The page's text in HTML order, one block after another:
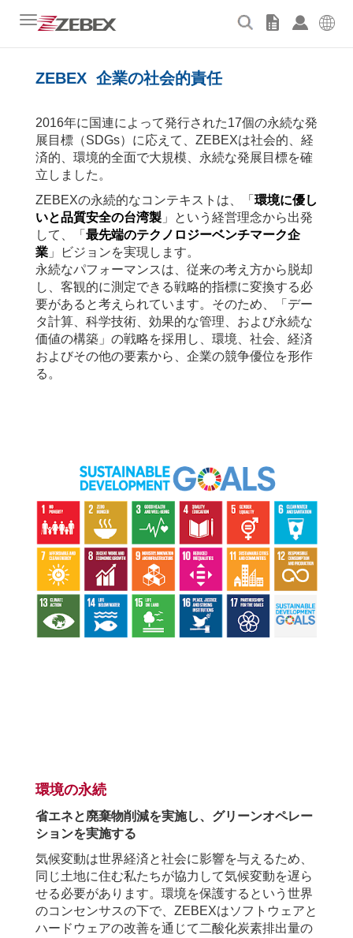
Toggle
ZEBEX 企業の社会的責任
2016年に国連によって発行された17個の永続な発
展目標（SDGs）に応えて、 ZEBEXは社会的、経
済的、環境的全面で大規模、永続な発展目標を確
立しました。
ZEBEXの永続的なコンテキストは、「 環境に優し
いと品質安全の台湾製 」という経営理念から出発
して、「 最先端のテクノロジーベンチマーク企
業 」ビジョンを実現します。
永続なパフォーマンスは、従来の考え方から脱却
し、客観的に測定できる戦略的指標に変換する必
要があると考えられています。そのため、「デー
タ計算、科学技術、効果的な管理、および永続な
価値の構築」の戦略を採用し、環境、社会、経済
およびその他の要素から、企業の競争優位を形作
る。
環境の永続
省エネと廃棄物削減を実施し、グリーンオペレー
ションを実施する
気候変動は世界経済と社会に影響を与えるため、
同じ土地に住む私たちが協力して気候変動を遅ら
せる必要があります。環境を保護するという世界
のコンセンサスの下で、 ZEBEXはソフトウェアと
ハードウェアの改善を通じて二酸化炭素排出量の